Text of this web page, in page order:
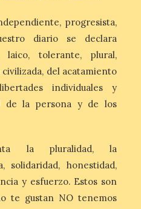
en
compromiso
de España
y el medio
la
municipios
atraer
el
Bañeza
progresista,
diario se declara
laico, tolerante, plural,
del acatamiento
individuales y
de la persona y de los
la pluralidad, la
solidaridad, honestidad,
y esfuerzo. Estos son
te gustan NO tenemos